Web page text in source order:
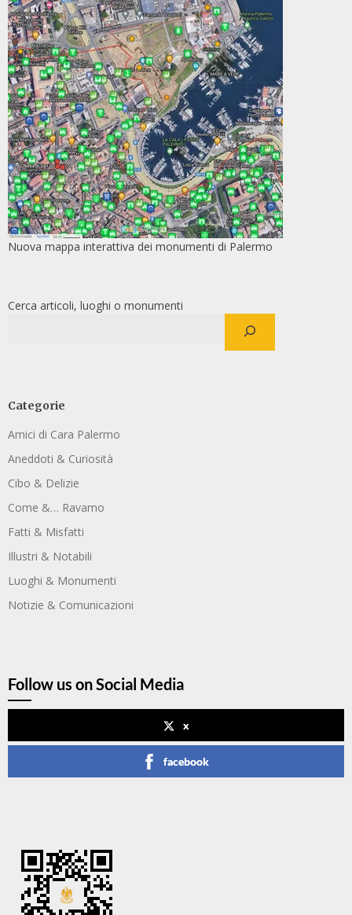
Nuova mappa interattiva dei monumenti di Palermo
Cerca articoli, luoghi o monumenti
Categorie
Amici di Cara Palermo
Aneddoti & Curiosità
Cibo & Delizie
Come &… Ravamo
Fatti & Misfatti
Illustri & Notabili
Luoghi & Monumenti
Notizie & Comunicazioni
Follow us on Social Media
x
facebook